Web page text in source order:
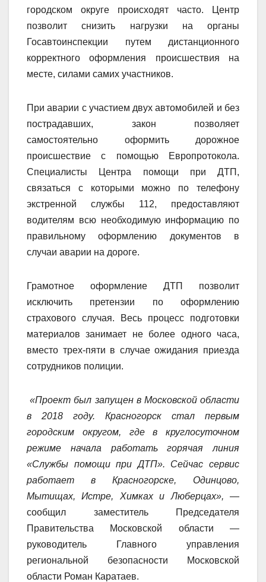
городском округе происходят часто. Центр
позволит снизить нагрузки на органы
Госавтоинспекции путем дистанционного
корректного оформления происшествия на
месте, силами самих участников.
При аварии с участием двух автомобилей и без
пострадавших, закон позволяет
самостоятельно оформить дорожное
происшествие с помощью Европротокола.
Специалисты Центра помощи при ДТП,
связаться с которыми можно по телефону
экстренной службы 112, предоставляют
водителям всю необходимую информацию по
правильному оформлению документов в
случаи аварии на дороге.
Грамотное оформление ДТП позволит
исключить претензии по оформлению
страхового случая. Весь процесс подготовки
материалов занимает не более одного часа,
вместо трех-пяти в случае ожидания приезда
сотрудников полиции.
«Проект был запущен в Московской области
в 2018 году. Красногорск стал первым
городским округом, где в круглосуточном
режиме начала работать горячая линия
«Службы помощи при ДТП». Сейчас сервис
работает в Красногорске, Одинцово,
Мытищах, Истре, Химках и Люберцах», —
сообщил заместитель Председателя
Правительства Московской области —
руководитель Главного управления
региональной безопасности Московской
области Роман Каратаев.